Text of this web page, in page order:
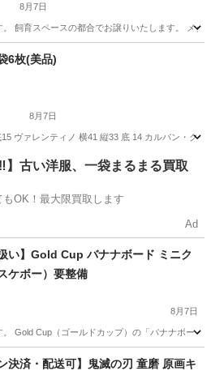
8月7日
飼育スペースの都合でお譲りいたします。 メ
その他
6枚(美品)
8月7日
ヴァレンティノ 横41 縦33 底 14 カルバン・ク
その他 紙袋
】古い洋服、一袋まるまる買取
OK！最大限買取します
Ad
い】Gold Cup バナナボード ミニク
ケボー）要整備
8月7日
。 Gold Cup（ゴールドカップ）の「バナナボー
その他
決済・配送可】鬼滅の刃 童磨 原画キ